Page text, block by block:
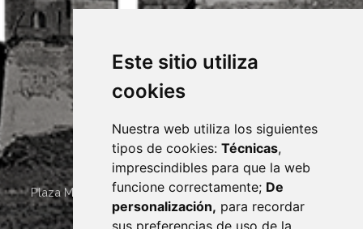
Este sitio utiliza
cookies
Nuestra web utiliza los siguientes
tipos de cookies: Técnicas,
imprescindibles para que la web
funcione correctamente; De
personalización, para recordar
sus preferencias de uso de la
Plaza Mayor 4 22400 MONZÓN - ARAGÓN (ESPAÑA)
· (34) 974 400 700 ·
sac@monzon.es